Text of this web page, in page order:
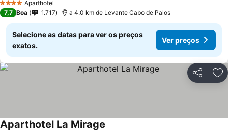
4 EstrelasAparthotel
7,7 Boa 1.717 a 4.0 km de Levante Cabo de Palos
Selecione as datas para ver os preços
exatos.
Ver preços
Partilhar
Aparthotel La Mirage